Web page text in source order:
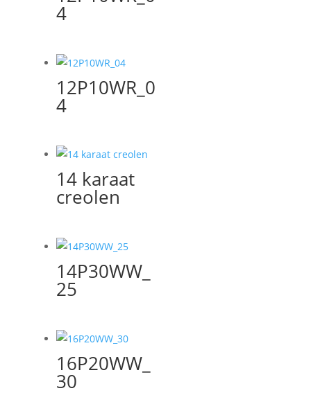
4
12P10WR_0
4
14 karaat
creolen
14P30WW_
25
16P20WW_
30